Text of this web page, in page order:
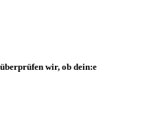
wir, ob dein:e